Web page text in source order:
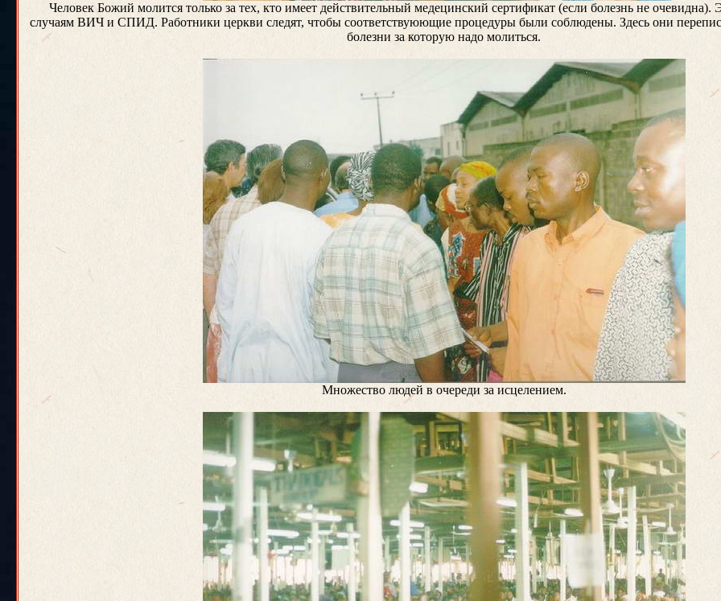
Человек Божий молится только за тех, кто имеет действительный медецинский сертификат (если болезнь не очевидна).
случаям ВИЧ и СПИД. Работники церкви следят, чтобы соответствуюющие процедуры были соблюдены. Здесь они
болезни за которую надо молиться.
Множество людей в очереди за исцелением.